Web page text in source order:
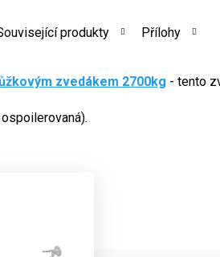
produkty Přílohy
zvedákem 2700kg - tento